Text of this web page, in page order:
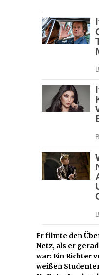
Er filmte den
Netz, als er
war: Ein Richter
weißen